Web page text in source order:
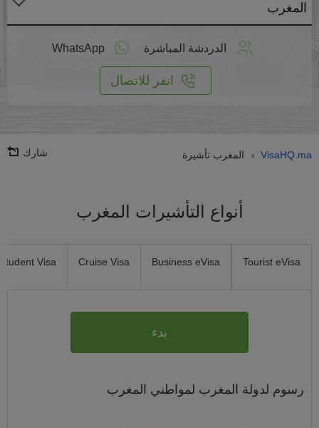
المغرب
الدردشة المباشرة WhatsApp
انقر للاتصال
VisaHQ.ma
› المغرب تأشيرة شارك
أنواع التأشيرات المغرب
Tourist eVisa
Business eVisa
Cruise Visa
Student Visa
بدء
رسوم لدولة المغرب لمواطني المغرب